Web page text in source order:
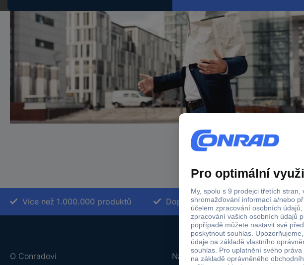
Více než 1.000.000 produktů Doprava zdarma od 2.500 Kč s DPH
O Conradovi
Nápověda